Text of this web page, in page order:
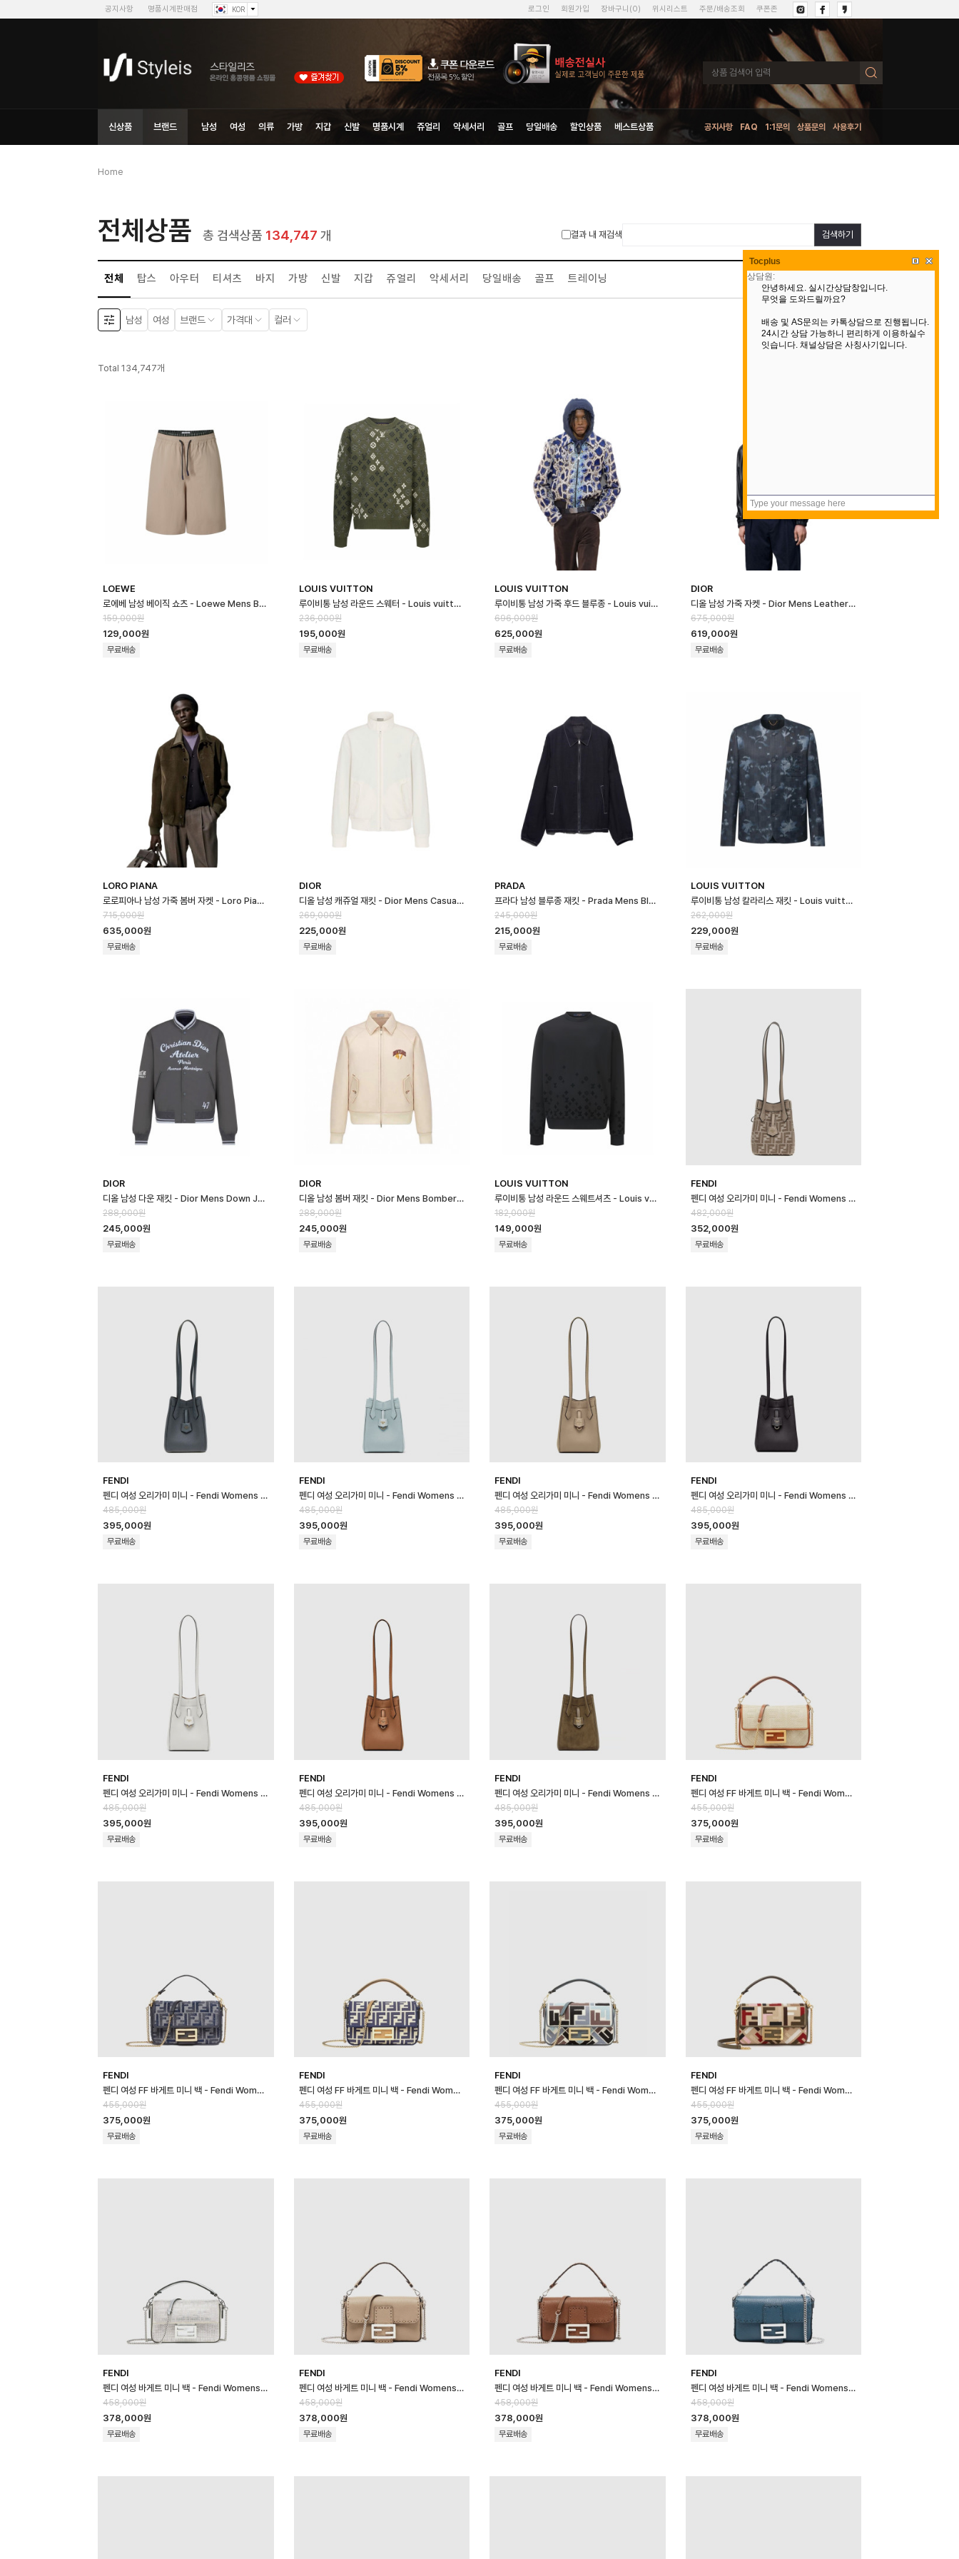
공지사항 명품시계판매점 KOR 로그인 회원가입 장바구니(0) 위시리스트 주문/배송조회 쿠폰존
신상품 브랜드 남성 여성 의류 가방 지갑 신발 명품시계 쥬얼리 악세서리 골프 당일배송 할인상품 베스트상품 공지사항 FAQ 1:1문의 상품문의 사용후기
Home
전체상품 총 검색상품 134,747 개 결과 내 재검색 검색하기
전체 탑스 아우터 티셔츠 바지 가방 신발 지갑 쥬얼리 악세서리 당일배송 골프 트레이닝
남성 여성 브랜드 가격대 컬러
Total 134,747개
LOEWE
로에베 남성 베이직 쇼츠 - Loewe Mens Basic Shorts - loc16667…
159,000원
129,000원
무료배송
LOUIS VUITTON
루이비통 남성 라운드 스웨터 - Louis vuitton Mens Round Sweater…
236,000원
195,000원
무료배송
LOUIS VUITTON
루이비통 남성 가죽 후드 블루종 - Louis vuitton Mens Leather Hoo…
696,000원
625,000원
무료배송
DIOR
디올 남성 가죽 자켓 - Dior Mens Leather Jacket - dic16664x
675,000원
619,000원
무료배송
LORO PIANA
로로피아나 남성 가죽 봄버 자켓 - Loro Piana Mens Leather Jacket…
715,000원
635,000원
무료배송
DIOR
디올 남성 캐쥬얼 재킷 - Dior Mens Casual Jacket - dic16662x
269,000원
225,000원
무료배송
PRADA
프라다 남성 블루종 재킷 - Prada Mens Blouson Jacket - prc166…
245,000원
215,000원
무료배송
LOUIS VUITTON
루이비통 남성 칼라리스 재킷 - Louis vuitton Mens Embellished C…
262,000원
229,000원
무료배송
DIOR
디올 남성 다운 재킷 - Dior Mens Down Jacket - dic16659x
288,000원
245,000원
무료배송
DIOR
디올 남성 봄버 재킷 - Dior Mens Bomber Jacket - dic16658x
288,000원
245,000원
무료배송
LOUIS VUITTON
루이비통 남성 라운드 스웨트셔츠 - Louis vuitton Mens Round Sweat…
182,000원
149,000원
무료배송
FENDI
펜디 여성 오리가미 미니 - Fendi Womens Origami Mini - feb170…
482,000원
352,000원
무료배송
FENDI
펜디 여성 오리가미 미니 - Fendi Womens Origami Mini - feb170…
485,000원
395,000원
무료배송
FENDI
펜디 여성 오리가미 미니 - Fendi Womens Origami Mini - feb170…
485,000원
395,000원
무료배송
FENDI
펜디 여성 오리가미 미니 - Fendi Womens Origami Mini - feb170…
485,000원
395,000원
무료배송
FENDI
펜디 여성 오리가미 미니 - Fendi Womens Origami Mini - feb170…
485,000원
395,000원
무료배송
FENDI
펜디 여성 오리가미 미니 - Fendi Womens Origami Mini - feb170…
485,000원
395,000원
무료배송
FENDI
펜디 여성 오리가미 미니 - Fendi Womens Origami Mini - feb170…
485,000원
395,000원
무료배송
FENDI
펜디 여성 오리가미 미니 - Fendi Womens Origami Mini - feb170…
485,000원
395,000원
무료배송
FENDI
펜디 여성 FF 바게트 미니 백 - Fendi Womens FF Baguette Mini …
455,000원
375,000원
무료배송
FENDI
펜디 여성 FF 바게트 미니 백 - Fendi Womens FF Baguette Mini …
455,000원
375,000원
무료배송
FENDI
펜디 여성 FF 바게트 미니 백 - Fendi Womens FF Baguette Mini …
455,000원
375,000원
무료배송
FENDI
펜디 여성 FF 바게트 미니 백 - Fendi Womens FF Baguette Mini …
455,000원
375,000원
무료배송
FENDI
펜디 여성 FF 바게트 미니 백 - Fendi Womens FF Baguette Mini …
455,000원
375,000원
무료배송
FENDI
펜디 여성 바게트 미니 백 - Fendi Womens Baguette Mini Bag - …
458,000원
378,000원
무료배송
FENDI
펜디 여성 바게트 미니 백 - Fendi Womens Baguette Mini Bag - …
458,000원
378,000원
무료배송
FENDI
펜디 여성 바게트 미니 백 - Fendi Womens Baguette Mini Bag - …
458,000원
378,000원
무료배송
FENDI
펜디 여성 바게트 미니 백 - Fendi Womens Baguette Mini Bag - …
458,000원
378,000원
무료배송
Tocplus